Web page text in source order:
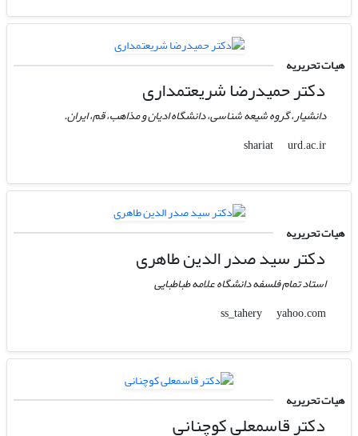
هیات تحریریه
دکتر حمیدرضا شریعتمداری
دانشیار، گروه شیعه شناسی، دانشگاه ادیان و مذاهب، قم، ایران.
shariat
urd.ac.ir
هیات تحریریه
دکتر سید صدر الدین طاهری
استاد تمام فلسفه دانشگاه علامه طباطبایی
ss_tahery
yahoo.com
هیات تحریریه
دکتر قاسمعلی کوچنانی